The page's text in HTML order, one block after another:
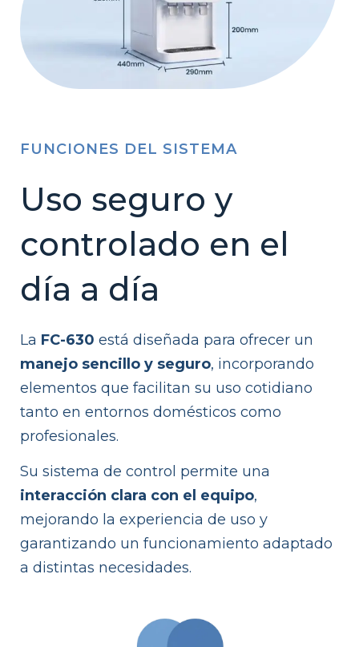
FUNCIONES DEL SISTEMA
Uso seguro y
controlado en el
día a día
La FC-630 está diseñada para ofrecer un
manejo sencillo y seguro, incorporando
elementos que facilitan su uso cotidiano
tanto en entornos domésticos como
profesionales.
Su sistema de control permite una
interacción clara con el equipo,
mejorando la experiencia de uso y
garantizando un funcionamiento adaptado
a distintas necesidades.